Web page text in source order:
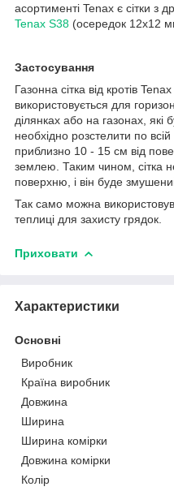
асортименті Tenax є сітки з
Tenax S38 (осередок 12х12
Застосування
Газонна сітка від кротів
використовується для
ділянках або на газонах, які
необхідно розстелити по
приблизно 10 - 15 см від
землею. Таким чином, сітка
поверхню, і він буде
Так само можна
теплиці для захисту грядок.
Приховати
Характеристики
Основні
Виробник
Країна виробник
Довжина
Ширина
Ширина комірки
Довжина комірки
Колір